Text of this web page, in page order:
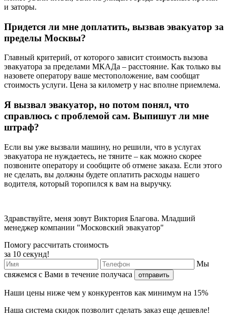
и заторы.
Придется ли мне доплатить, вызвав эвакуатор за
пределы Москвы?
Главный критерий, от которого зависит стоимость вызова
эвакуатора за пределами МКАДа – расстояние. Как только вы
назовете оператору ваше местоположение, вам сообщат
стоимость услуги. Цена за километр у нас вполне приемлема.
Я вызвал эвакуатор, но потом понял, что
справлюсь с проблемой сам. Выпишут ли мне
штраф?
Если вы уже вызвали машину, но решили, что в услугах
эвакуатора не нуждаетесь, не тяните – как можно скорее
позвоните оператору и сообщите об отмене заказа. Если этого
не сделать, вы должны будете оплатить расходы нашего
водителя, который торопился к вам на выручку.
Здравствуйте, меня зовут Виктория Благова. Младший
менеджер компании "Московский эвакуатор"
Помогу рассчитать стоимость
за 10 секунд!
Мы
свяжемся с Вами в течение получаса
отправить
Наши цены ниже чем у конкурентов как минимум на 15%
Наша система скидок позволит сделать заказ еще дешевле!